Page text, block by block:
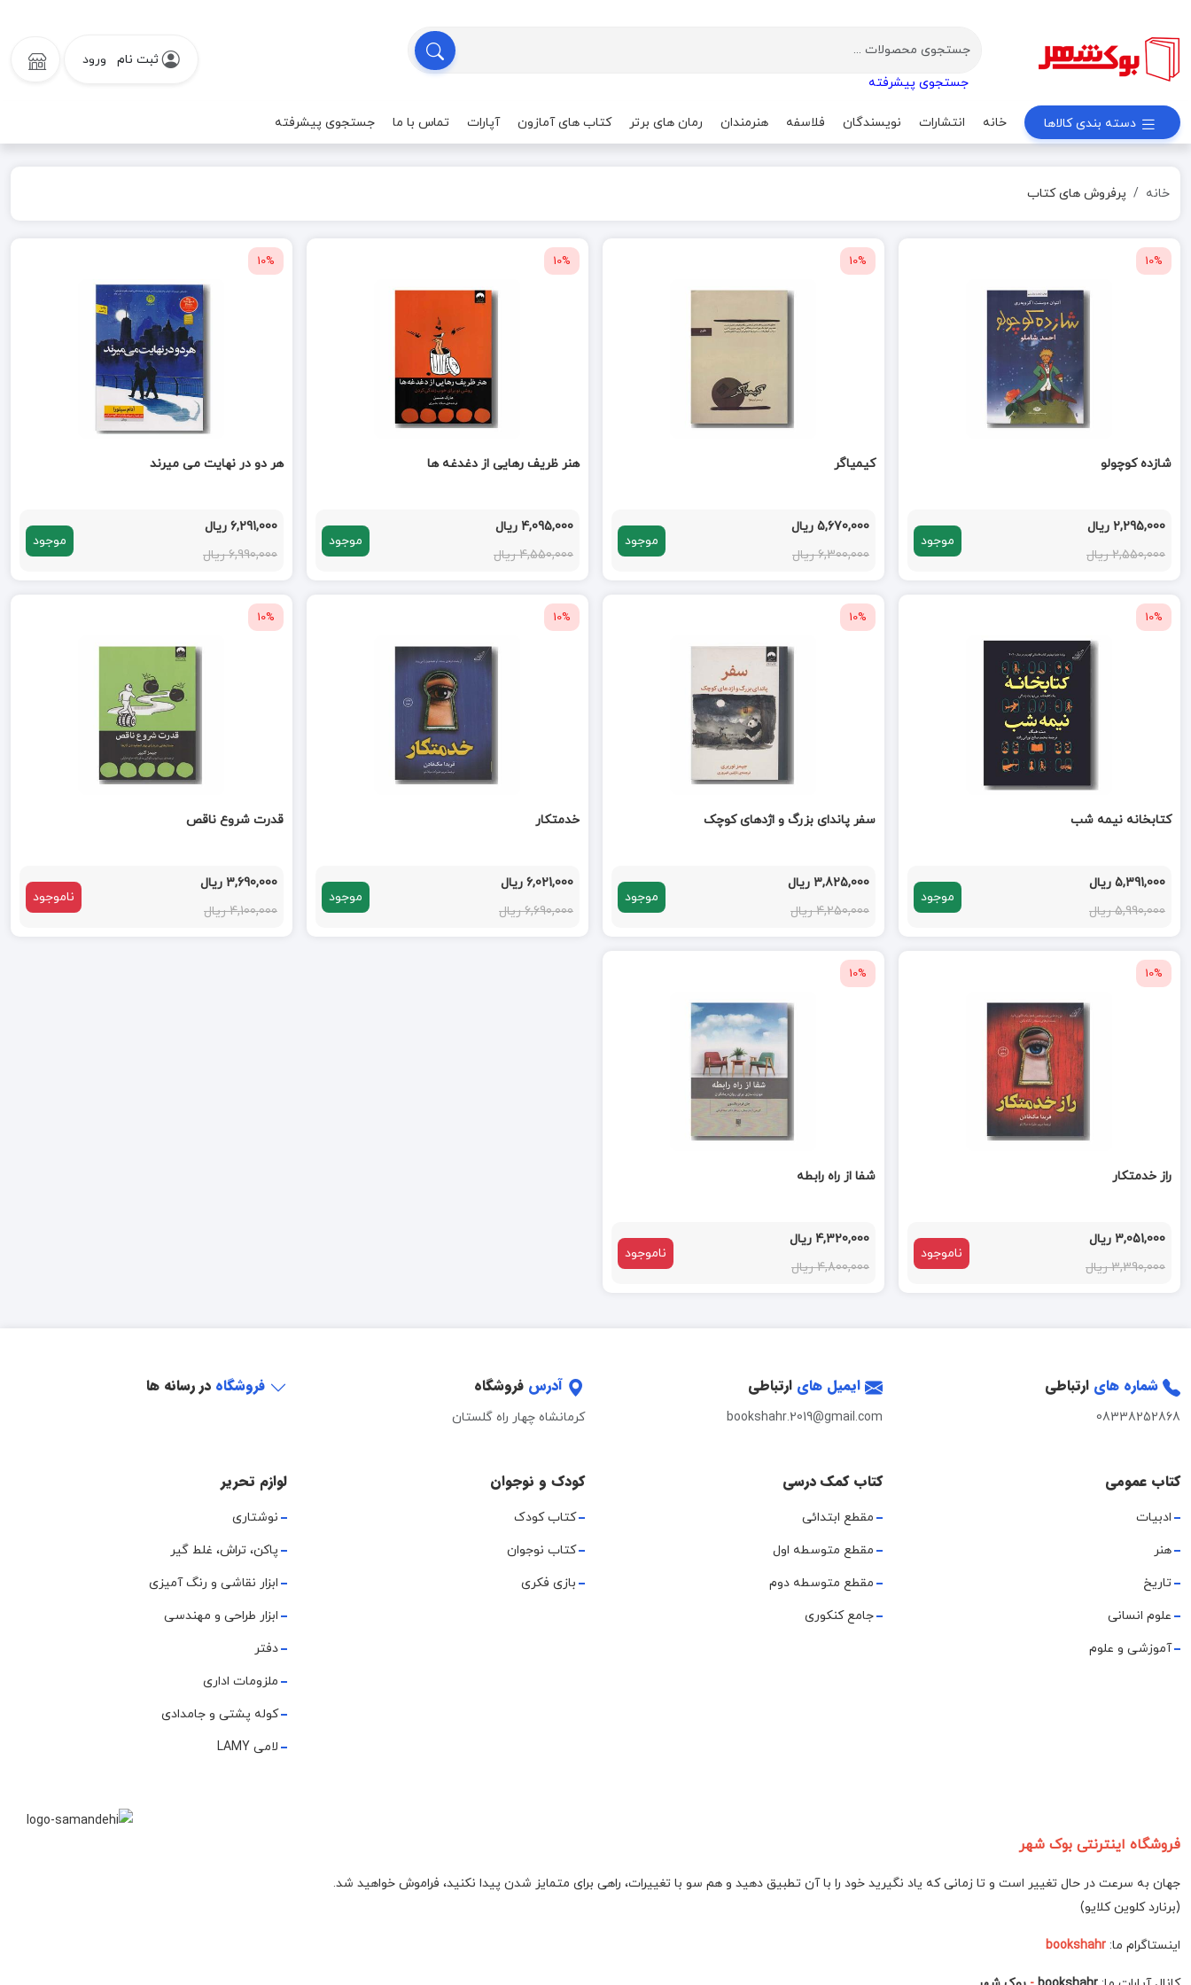
جستجوی پیشرفته
ثبت نام ورود
دسته بندی کالاها خانه انتشارات نویسندگان فلاسفه هنرمندان رمان های برتر کتاب های آمازون آپارات تماس با ما جستجوی پیشرفته
خانه پرفروش های کتاب
10%
شازده کوچولو
2,295,000 ریال
2,550,000 ریال
موجود
10%
کیمیاگر
5,670,000 ریال
6,300,000 ریال
موجود
10%
هنر ظریف رهایی از دغدغه ها
4,095,000 ریال
4,550,000 ریال
موجود
10%
هر دو در نهایت می میرند
6,291,000 ریال
6,990,000 ریال
موجود
10%
کتابخانه نیمه شب
5,391,000 ریال
5,990,000 ریال
موجود
10%
سفر پاندای بزرگ و اژدهای کوچک
3,825,000 ریال
4,250,000 ریال
موجود
10%
خدمتکار
6,021,000 ریال
6,690,000 ریال
موجود
10%
قدرت شروع ناقص
3,690,000 ریال
4,100,000 ریال
ناموجود
10%
راز خدمتکار
3,051,000 ریال
3,390,000 ریال
ناموجود
10%
شفا از راه رابطه
4,320,000 ریال
4,800,000 ریال
ناموجود
شماره های ارتباطی
08338252868
ایمیل های ارتباطی
bookshahr.2019@gmail.com
آدرس فروشگاه
کرمانشاه چهار راه گلستان
فروشگاه در رسانه ها
کتاب عمومی
ادبیات
هنر
تاریخ
علوم انسانی
آموزشی و علوم
کتاب کمک درسی
مقطع ابتدائی
مقطع متوسطه اول
مقطع متوسطه دوم
جامع کنکوری
کودک و نوجوان
کتاب کودک
کتاب نوجوان
بازی فکری
لوازم تحریر
نوشتاری
پاکن، تراش، غلط گیر
ابزار نقاشی و رنگ آمیزی
ابزار طراحی و مهندسی
دفتر
ملزومات اداری
کوله پشتی و جامدادی
لامی LAMY
فروشگاه اینترنتی بوک شهر
جهان به سرعت در حال تغییر است و تا زمانی که یاد نگیرید خود را با آن تطبیق دهید و هم سو با تغییرات، راهی برای متمایز شدن پیدا نکنید، فراموش خواهید شد.
(برنارد کلوین کلایو)
اینستاگرام ما: bookshahr